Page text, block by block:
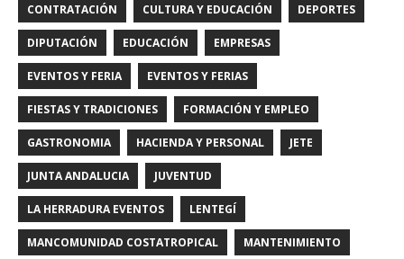
CONTRATACIÓN CULTURA Y EDUCACIÓN DEPORTES
DIPUTACIÓN EDUCACIÓN EMPRESAS
EVENTOS Y FERIA EVENTOS Y FERIAS
FIESTAS Y TRADICIONES FORMACIÓN Y EMPLEO
GASTRONOMIA HACIENDA Y PERSONAL JETE
JUNTA ANDALUCIA JUVENTUD
LA HERRADURA EVENTOS LENTEGÍ
MANCOMUNIDAD COSTATROPICAL MANTENIMIENTO